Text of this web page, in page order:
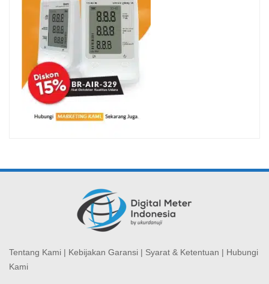
Tentang Kami | Kebijakan Garansi | Syarat & Ketentuan | Hubungi
Kami